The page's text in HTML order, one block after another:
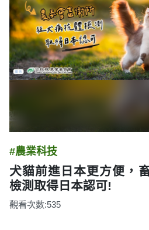
#農業科技
犬貓前進日本更方便，
檢測取得日本認可!
觀看次數:535